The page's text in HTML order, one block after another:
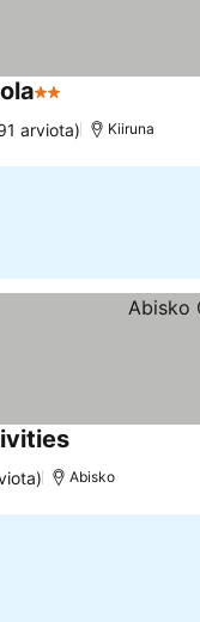
2 Tähtiluokitus
arviota) Kiiruna
Katso hinnat
Abisko